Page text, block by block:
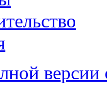
версии